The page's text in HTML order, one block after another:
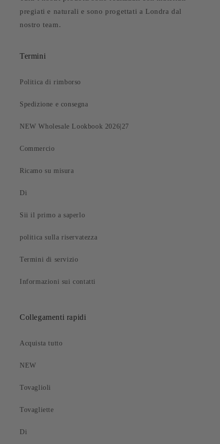
pregiati e naturali e sono progettati a Londra dal
nostro team.
Termini
Politica di rimborso
Spedizione e consegna
NEW Wholesale Lookbook 2026|27
Commercio
Ricamo su misura
Di
Sii il primo a saperlo
politica sulla riservatezza
Termini di servizio
Informazioni sui contatti
Collegamenti rapidi
Acquista tutto
NEW
Tovaglioli
Tovagliette
Di